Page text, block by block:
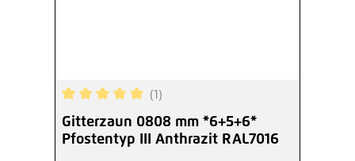
Durchschnittliche Bewertung von 5 von 5
(1)
Gitterzaun 0808 mm *6+5+6*
Pfostentyp III Anthrazit RAL7016